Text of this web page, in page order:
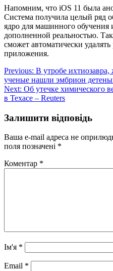
Напомним, что iOS 11 была
Система получила целый ряд
ядро для машинного
дополненной реальностью.
сможет автоматически
приложения.
Навігація
записів
Previous: В утробе
ученые нашли эмбрион
Next: Об утечке химического
в Техасе – Reuters
Залишити відповідь
Ваша e-mail адреса не
поля позначені *
Коментар *
Ім'я *
Email *